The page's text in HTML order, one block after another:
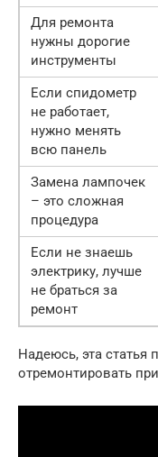
Для ремонта
нужны дорогие
инструменты
Если спидометр
не работает,
нужно менять
всю панель
Замена лампочек
– это сложная
процедура
Если не знаешь
электрику, лучше
не браться за
ремонт
Надеюсь, эта
отремонтировать